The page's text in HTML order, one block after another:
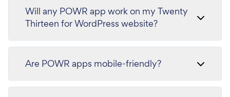
Will any POWR app work on my Twenty
Thirteen for WordPress website?
Are POWR apps mobile-friendly?